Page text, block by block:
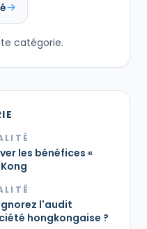
catégorie.
les bénéfices «
l'audit
hongkongaise ?